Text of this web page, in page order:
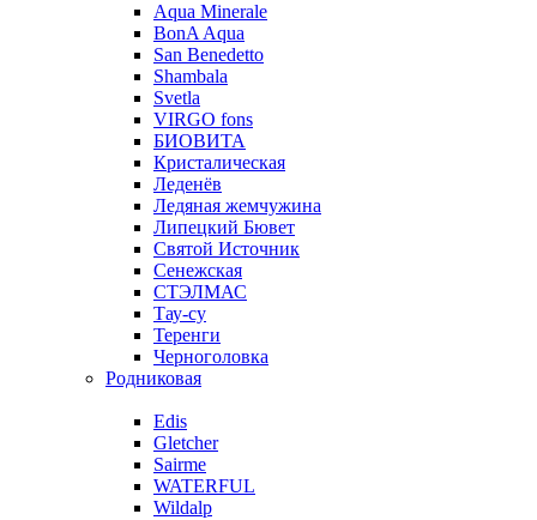
Aqua Minerale
BonA Aqua
San Benedetto
Shambala
Svetla
VIRGO fons
БИОВИТА
Кристалическая
Леденёв
Ледяная жемчужина
Липецкий Бювет
Святой Источник
Сенежская
СТЭЛМАС
Тау-су
Теренги
Черноголовка
Родниковая
Edis
Gletcher
Sairme
WATERFUL
Wildalp